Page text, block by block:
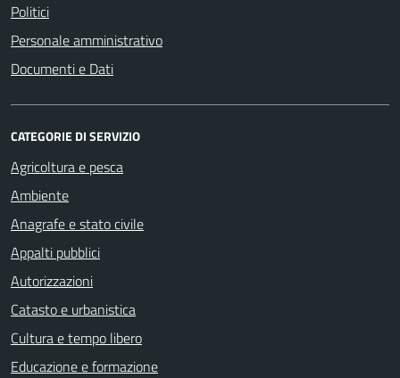
Politici
Personale amministrativo
Documenti e Dati
CATEGORIE DI SERVIZIO
Agricoltura e pesca
Ambiente
Anagrafe e stato civile
Appalti pubblici
Autorizzazioni
Catasto e urbanistica
Cultura e tempo libero
Educazione e formazione